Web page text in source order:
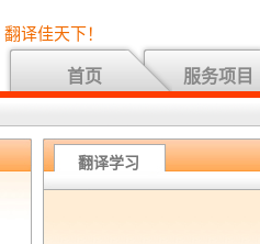
翻译佳天下！
首页 服务项目
翻译学习